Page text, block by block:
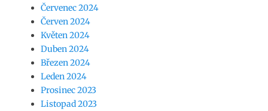
Červenec 2024
Červen 2024
Květen 2024
Duben 2024
Březen 2024
Leden 2024
Prosinec 2023
Listopad 2023